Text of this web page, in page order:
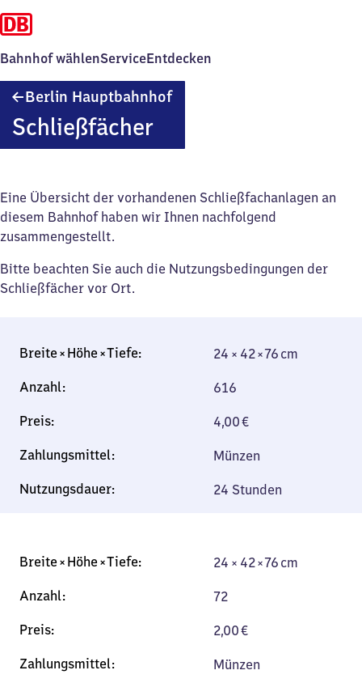
Bahnhof wählenServiceEntdecken
Berlin HauptbahnhofBerlin
Schließfächer
Eine Übersicht der vorhandenen Schließfachanlagen an
diesem Bahnhof haben wir Ihnen nachfolgend
zusammengestellt.
Bitte beachten Sie auch die Nutzungsbedingungen der
Schließfächer vor Ort.
24 × 42 × 76 cm
616
4,00€
Münzen
24 Stunden
24 × 42 × 76 cm
72
2,00€
Münzen